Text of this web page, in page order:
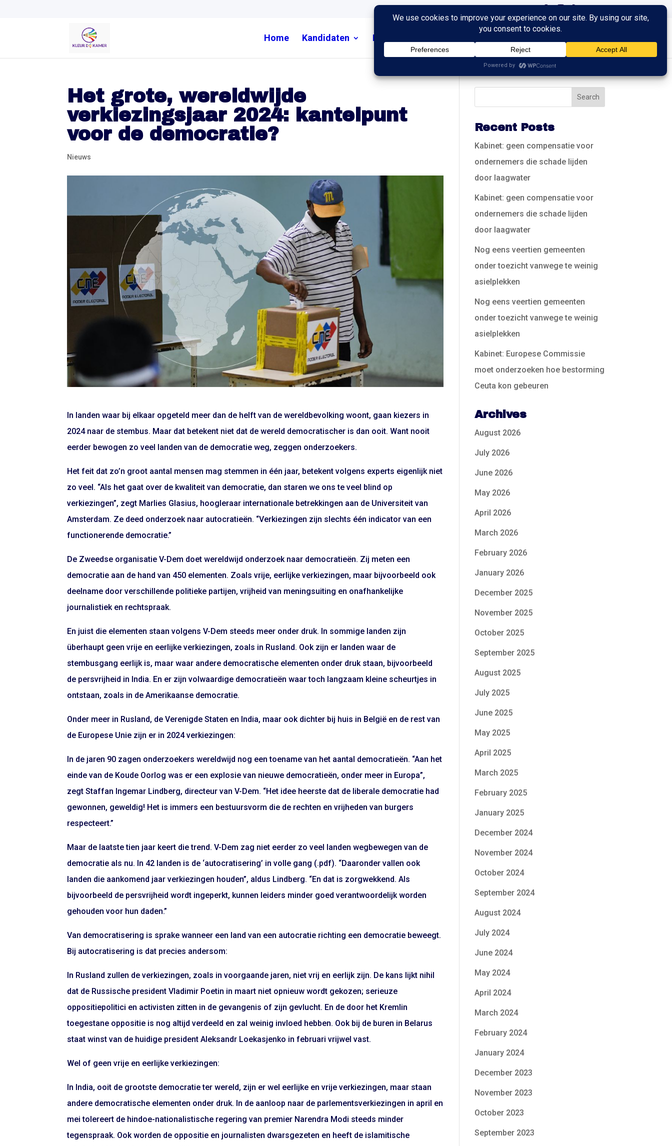
Home Kandidaten Nieuws
Het grote, wereldwijde
verkiezingsjaar 2024: kantelpunt
voor de democratie?
Nieuws
In landen waar bij elkaar opgeteld meer dan de helft van de wereldbevolking woont, gaan kiezers in
2024 naar de stembus. Maar dat betekent niet dat de wereld democratischer is dan ooit. Want nooit
eerder bewogen zo veel landen van de democratie weg, zeggen onderzoekers.
Het feit dat zo’n groot aantal mensen mag stemmen in één jaar, betekent volgens experts eigenlijk niet
zo veel. “Als het gaat over de kwaliteit van democratie, dan staren we ons te veel blind op
verkiezingen”, zegt Marlies Glasius, hoogleraar internationale betrekkingen aan de Universiteit van
Amsterdam. Ze deed onderzoek naar autocratieën. “Verkiezingen zijn slechts één indicator van een
functionerende democratie.”
De Zweedse organisatie V-Dem doet wereldwijd onderzoek naar democratieën. Zij meten een
democratie aan de hand van 450 elementen. Zoals vrije, eerlijke verkiezingen, maar bijvoorbeeld ook
deelname door verschillende politieke partijen, vrijheid van meningsuiting en onafhankelijke
journalistiek en rechtspraak.
En juist die elementen staan volgens V-Dem steeds meer onder druk. In sommige landen zijn
überhaupt geen vrije en eerlijke verkiezingen, zoals in Rusland. Ook zijn er landen waar de
stembusgang eerlijk is, maar waar andere democratische elementen onder druk staan, bijvoorbeeld
de persvrijheid in India. En er zijn volwaardige democratieën waar toch langzaam kleine scheurtjes in
ontstaan, zoals in de Amerikaanse democratie.
Onder meer in Rusland, de Verenigde Staten en India, maar ook dichter bij huis in België en de rest van
de Europese Unie zijn er in 2024 verkiezingen:
In de jaren 90 zagen onderzoekers wereldwijd nog een toename van het aantal democratieën. “Aan het
einde van de Koude Oorlog was er een explosie van nieuwe democratieën, onder meer in Europa”,
zegt Staffan Ingemar Lindberg, directeur van V-Dem. “Het idee heerste dat de liberale democratie had
gewonnen, geweldig! Het is immers een bestuursvorm die de rechten en vrijheden van burgers
respecteert.”
Maar de laatste tien jaar keert die trend. V-Dem zag niet eerder zo veel landen wegbewegen van de
democratie als nu. In 42 landen is de ‘autocratisering’ in volle gang (.pdf). “Daaronder vallen ook
landen die aankomend jaar verkiezingen houden”, aldus Lindberg. “En dat is zorgwekkend. Als
bijvoorbeeld de persvrijheid wordt ingeperkt, kunnen leiders minder goed verantwoordelijk worden
gehouden voor hun daden.”
Van democratisering is sprake wanneer een land van een autocratie richting een democratie beweegt.
Bij autocratisering is dat precies andersom:
In Rusland zullen de verkiezingen, zoals in voorgaande jaren, niet vrij en eerlijk zijn. De kans lijkt nihil
dat de Russische president Vladimir Poetin in maart niet opnieuw wordt gekozen; serieuze
oppositiepolitici en activisten zitten in de gevangenis of zijn gevlucht. En de door het Kremlin
toegestane oppositie is nog altijd verdeeld en zal weinig invloed hebben. Ook bij de buren in Belarus
staat winst van de huidige president Aleksandr Loekasjenko in februari vrijwel vast.
Wel of geen vrije en eerlijke verkiezingen:
In India, ooit de grootste democratie ter wereld, zijn er wel eerlijke en vrije verkiezingen, maar staan
andere democratische elementen onder druk. In de aanloop naar de parlementsverkiezingen in april en
mei tolereert de hindoe-nationalistische regering van premier Narendra Modi steeds minder
tegenspraak. Ook worden de oppositie en journalisten dwarsgezeten en heeft de islamitische
Recent Posts
Kabinet: geen compensatie voor
ondernemers die schade lijden
door laagwater
Kabinet: geen compensatie voor
ondernemers die schade lijden
door laagwater
Nog eens veertien gemeenten
onder toezicht vanwege te weinig
asielplekken
Nog eens veertien gemeenten
onder toezicht vanwege te weinig
asielplekken
Kabinet: Europese Commissie
moet onderzoeken hoe bestorming
Ceuta kon gebeuren
Archives
August 2026
July 2026
June 2026
May 2026
April 2026
March 2026
February 2026
January 2026
December 2025
November 2025
October 2025
September 2025
August 2025
July 2025
June 2025
May 2025
April 2025
March 2025
February 2025
January 2025
December 2024
November 2024
October 2024
September 2024
August 2024
July 2024
June 2024
May 2024
April 2024
March 2024
February 2024
January 2024
December 2023
November 2023
October 2023
September 2023